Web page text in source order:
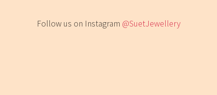
Follow us on Instagram @SuetJewellery